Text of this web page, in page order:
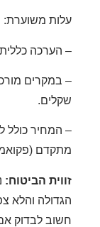
משוערת:
6,000 עד 15,000 ש"ח לעין אחת.
מורכבים
כולל לרוב את
הביטוח: ניתוח
והלא צפויה
לבדוק אם